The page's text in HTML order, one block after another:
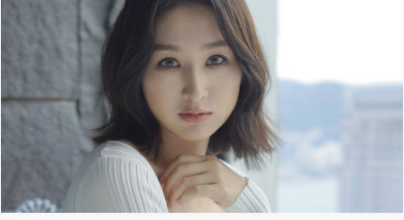
Thông tin tòa soạn Liên hệ quảng cáo
Đọc Thanh Niên trên điện thoại